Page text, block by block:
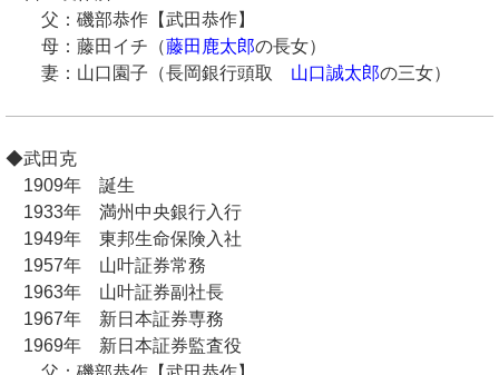
父：磯部恭作【武田恭作】
母：藤田イチ（藤田鹿太郎の長女）
妻：山口園子（長岡銀行頭取 山口誠太郎の三女）
◆武田克
1909年 誕生
1933年 満州中央銀行入行
1949年 東邦生命保険入社
1957年 山叶証券常務
1963年 山叶証券副社長
1967年 新日本証券専務
1969年 新日本証券監査役